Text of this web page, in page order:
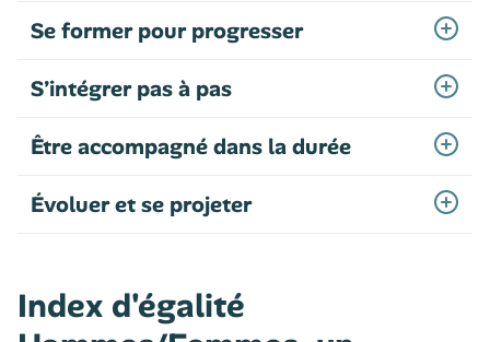
Se former pour progresser
S’intégrer pas à pas
Être accompagné dans la durée
Évoluer et se projeter
Index d'égalité